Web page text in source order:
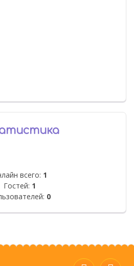
всего: 1
Гостей: 1
0